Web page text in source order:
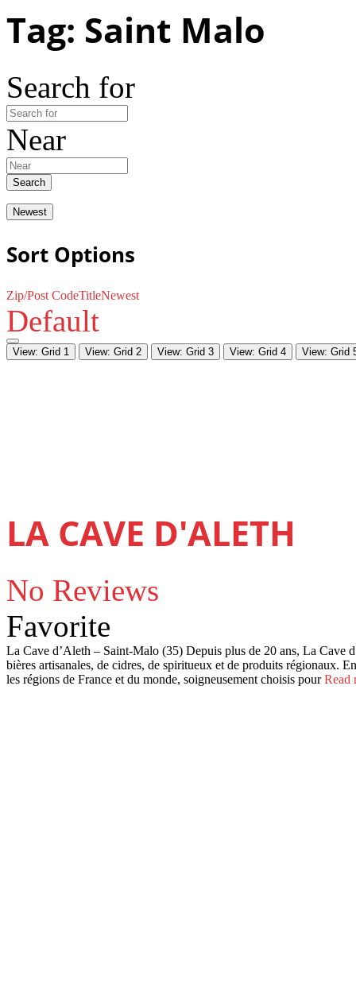
Tag: Saint Malo
Search for
Near
Search
Newest
Sort Options
Zip/Post CodeTitleNewest
Default
View: Grid 1 View: Grid 2 View: Grid 3 View: Grid 4 View: Grid
LA CAVE D'ALETH
No Reviews
Favorite
La Cave d’Aleth – Saint-Malo (35) Depuis plus de 20 ans, La Cave
bières artisanales, de cidres, de spiritueux et de produits régionaux.
les régions de France et du monde, soigneusement choisis pourRead